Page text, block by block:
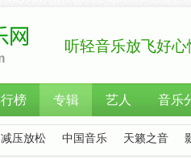
听轻音乐放飞好心
榜 专辑 艺人 音乐
减压放松 中国音乐 天籁之音